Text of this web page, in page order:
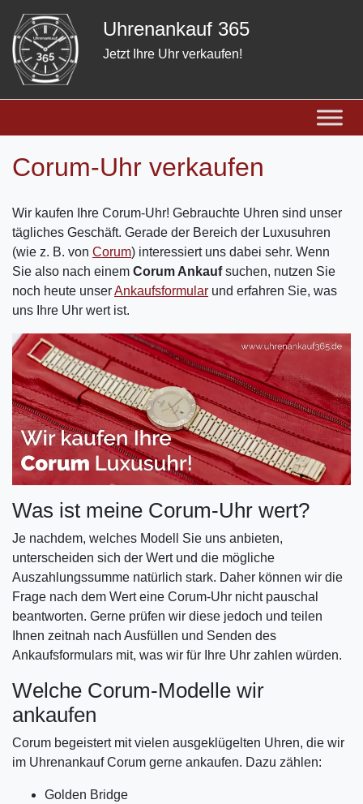
content
Uhrenankauf 365
Jetzt Ihre Uhr verkaufen!
Corum-Uhr verkaufen
Wir kaufen Ihre Corum-Uhr! Gebrauchte Uhren sind unser
tägliches Geschäft. Gerade der Bereich der Luxusuhren
(wie z. B. von Corum) interessiert uns dabei sehr. Wenn
Sie also nach einem Corum Ankaufsuchen, nutzen Sie
noch heute unserAnkaufsformular und erfahren Sie, was
uns Ihre Uhr wert ist.
Was ist meine Corum-Uhr wert?
Je nachdem, welches Modell Sie uns anbieten,
unterscheiden sich der Wert und die mögliche
Auszahlungssumme natürlich stark. Daher können wir die
Frage nach dem Wert eine Corum-Uhr nicht pauschal
beantworten. Gerne prüfen wir diese jedoch und teilen
Ihnen zeitnah nach Ausfüllen und Senden des
Ankaufsformulars mit, was wir für Ihre Uhr zahlen würden.
Welche Corum-Modelle wir
ankaufen
Corum begeistert mit vielen ausgeklügelten Uhren, die wir
im Uhrenankauf Corum gerne ankaufen. Dazu zählen:
Golden Bridge